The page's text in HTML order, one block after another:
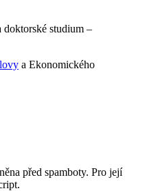
studium –
a Ekonomického
před spamboty. Pro její